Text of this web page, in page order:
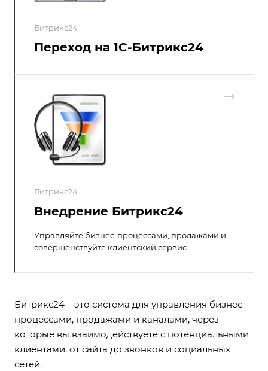
Битрикс24
Переход на 1С-Битрикс24
Битрикс24
Внедрение Битрикс24
Управляйте бизнес-процессами, продажами и
совершенствуйте клиентский сервис
Битрикс24 – это система для управления бизнес-
процессами, продажами и каналами, через
которые вы взаимодействуете с потенциальными
клиентами, от сайта до звонков и социальных
сетей.